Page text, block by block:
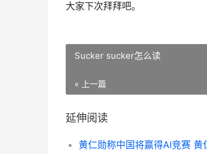
大家下次拜拜吧。
Sucker sucker怎么读
« 上一篇
延伸阅读
黄仁勋称中国将赢得AI竞赛 黄